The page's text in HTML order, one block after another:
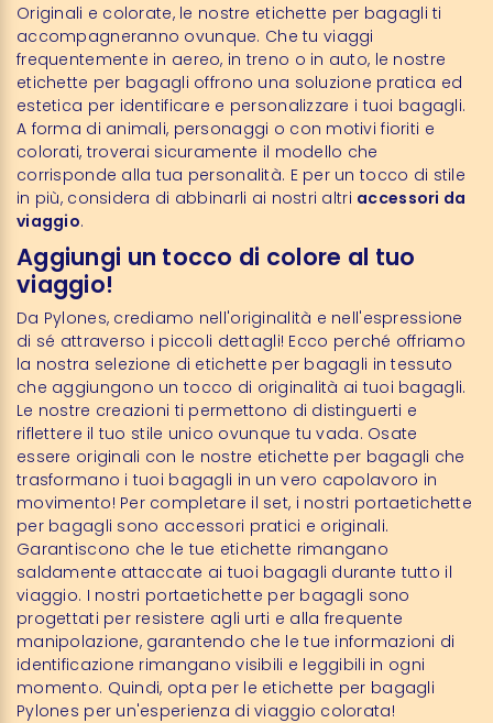
Originali e colorate, le nostre etichette per bagagli ti
accompagneranno ovunque. Che tu viaggi
frequentemente in aereo, in treno o in auto, le nostre
etichette per bagagli offrono una soluzione pratica ed
estetica per identificare e personalizzare i tuoi bagagli.
A forma di animali, personaggi o con motivi fioriti e
colorati, troverai sicuramente il modello che
corrisponde alla tua personalità. E per un tocco di stile
in più, considera di abbinarli ai nostri altri accessori da
viaggio.
Aggiungi un tocco di colore al tuo
viaggio!
Da Pylones, crediamo nell'originalità e nell'espressione
di sé attraverso i piccoli dettagli! Ecco perché offriamo
la nostra selezione di etichette per bagagli in tessuto
che aggiungono un tocco di originalità ai tuoi bagagli.
Le nostre creazioni ti permettono di distinguerti e
riflettere il tuo stile unico ovunque tu vada. Osate
essere originali con le nostre etichette per bagagli che
trasformano i tuoi bagagli in un vero capolavoro in
movimento! Per completare il set, i nostri portaetichette
per bagagli sono accessori pratici e originali.
Garantiscono che le tue etichette rimangano
saldamente attaccate ai tuoi bagagli durante tutto il
viaggio. I nostri portaetichette per bagagli sono
progettati per resistere agli urti e alla frequente
manipolazione, garantendo che le tue informazioni di
identificazione rimangano visibili e leggibili in ogni
momento. Quindi, opta per le etichette per bagagli
Pylones per un'esperienza di viaggio colorata!